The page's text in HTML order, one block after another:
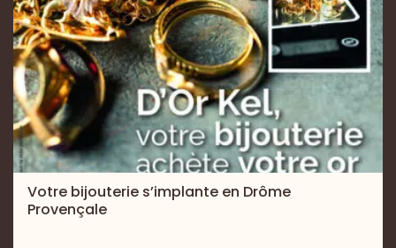
Votre bijouterie s’implante en Drôme
Provençale